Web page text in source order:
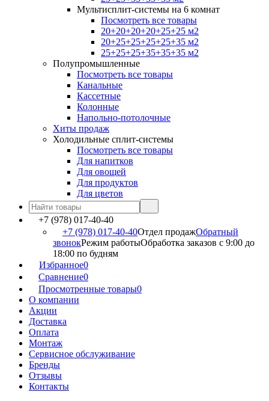
Мультисплит-системы на 6 комнат
Посмотреть все товары
20+20+20+20+25+25 м2
20+25+25+25+25+35 м2
25+25+25+35+35+35 м2
Полупромышленные
Посмотреть все товары
Канальные
Кассетные
Колонные
Напольно-потолочные
Хиты продаж
Холодильные сплит-системы
Посмотреть все товары
Для напитков
Для овощей
Для продуктов
Для цветов
+7 (978) 017-40-40
+7 (978) 017-40-40Отдел продажОбратный
звонокРежим работыОбработка заказов с 9:00 до
18:00 по будням
Избранное0
Сравнение0
Просмотренные товары0
О компании
Акции
Доставка
Оплата
Монтаж
Сервисное обслуживание
Бренды
Отзывы
Контакты